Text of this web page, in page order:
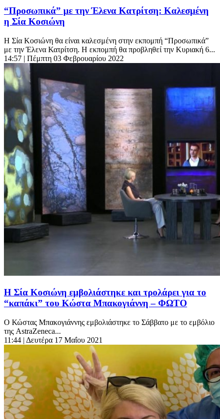
“Προσωπικά” με την Έλενα Κατρίτση: Καλεσμένη
η Σία Κοσιώνη
Η Σία Κοσιώνη θα είναι καλεσμένη στην εκπομπή “Προσωπικά”
με την Έλενα Κατρίτση. Η εκπομπή θα προβληθεί την Κυριακή 6...
14:57 | Πέμπτη 03 Φεβρουαρίου 2022
Η Σία Κοσιώνη εμβολιάστηκε και τρολάρει για το
“καπάκι” του Κώστα Μπακογιάννη – ΦΩΤΟ
Ο Κώστας Μπακογιάννης εμβολιάστηκε το Σάββατο με το εμβόλιο
της AstraZeneca...
11:44 | Δευτέρα 17 Μαΐου 2021